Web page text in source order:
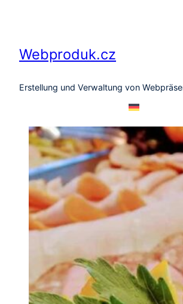
Webproduk.cz
Erstellung und Verwaltung von